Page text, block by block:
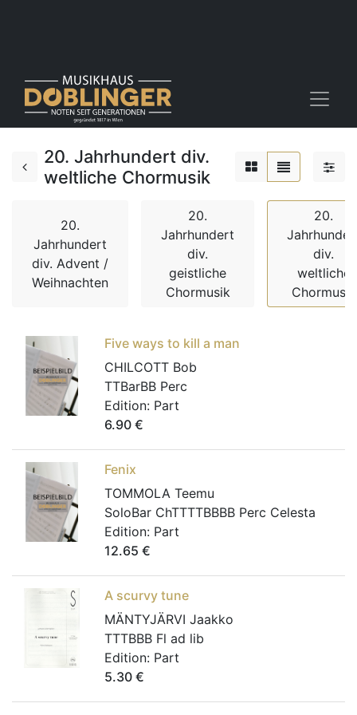
20. Jahrhundert div.
weltliche Chormusik
20.
Jahrhundert
div. Advent /
Weihnachten
20.
Jahrhundert
div.
geistliche
Chormusik
20.
div.
weltliche
Chormusik
Five ways to kill a man
CHILCOTT Bob
TTBarBB Perc
Edition: Part
6.90 €
Fenix
TOMMOLA Teemu
SoloBar ChTTTTBBBB Perc Celesta
Edition: Part
12.65 €
A scurvy tune
MÄNTYJÄRVI Jaakko
TTTBBB Fl ad lib
Edition: Part
5.30 €